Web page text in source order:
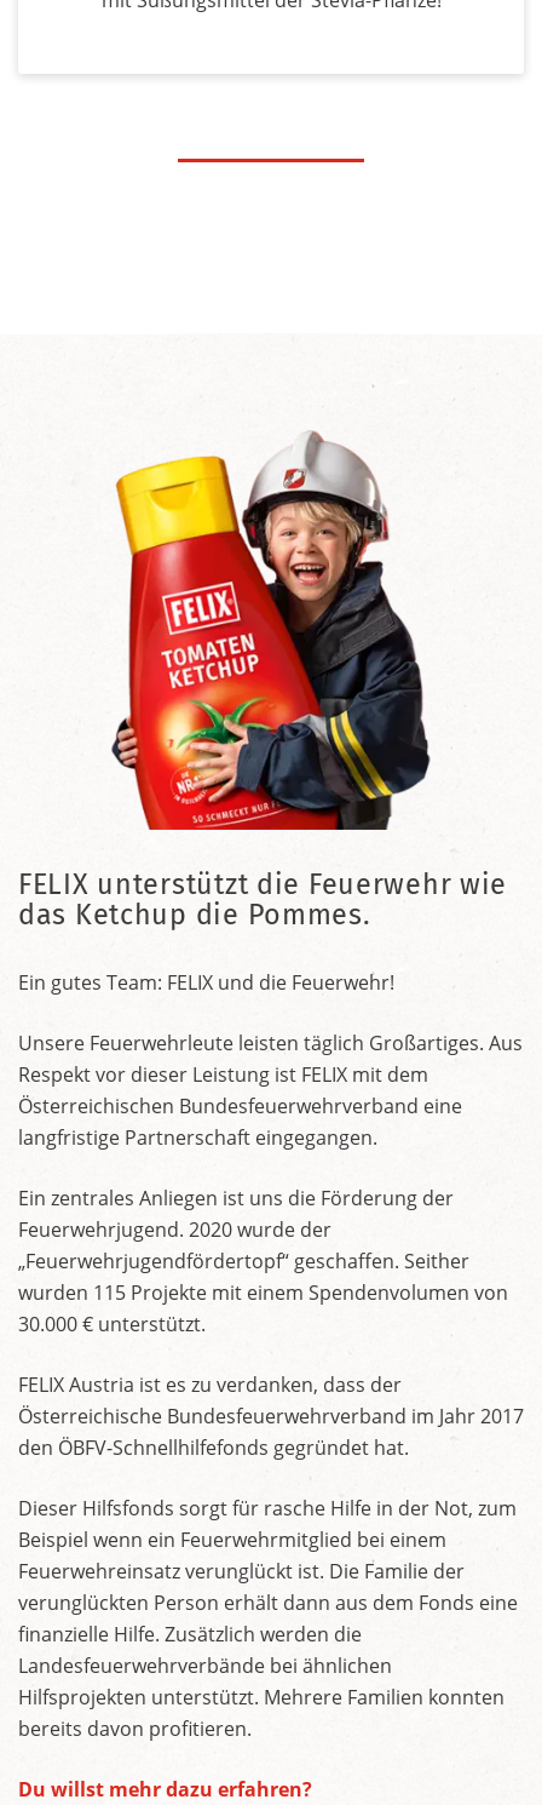
FELIX unterstützt die Feuerwehr wie
das Ketchup die Pommes.
Ein gutes Team: FELIX und die Feuerwehr!
Unsere Feuerwehrleute leisten täglich Großartiges. Aus
Respekt vor dieser Leistung ist FELIX mit dem
Österreichischen Bundesfeuerwehrverband eine
langfristige Partnerschaft eingegangen.
Ein zentrales Anliegen ist uns die Förderung der
Feuerwehrjugend. 2020 wurde der
„Feuerwehrjugendfördertopf“ geschaffen. Seither
wurden 115 Projekte mit einem Spendenvolumen von
30.000 € unterstützt.
FELIX Austria ist es zu verdanken, dass der
Österreichische Bundesfeuerwehrverband im Jahr 2017
den ÖBFV-Schnellhilfefonds gegründet hat.
Dieser Hilfsfonds sorgt für rasche Hilfe in der Not, zum
Beispiel wenn ein Feuerwehrmitglied bei einem
Feuerwehreinsatz verunglückt ist. Die Familie der
verunglückten Person erhält dann aus dem Fonds eine
finanzielle Hilfe. Zusätzlich werden die
Landesfeuerwehrverbände bei ähnlichen
Hilfsprojekten unterstützt. Mehrere Familien konnten
bereits davon profitieren.
Du willst mehr dazu erfahren?